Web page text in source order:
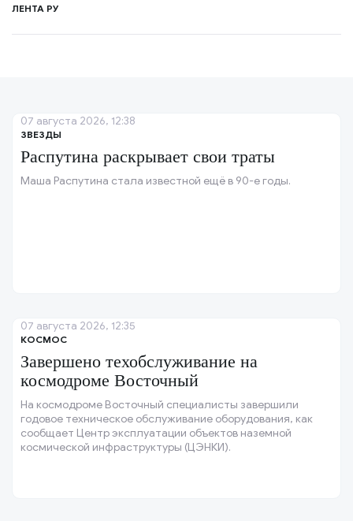
ЛЕНТА РУ
ЗВЕЗДЫ
Распутина раскрывает свои траты
Маша Распутина стала известной ещё в 90-е годы.
07 августа 2026, 12:38
КОСМОС
Завершено техобслуживание на
космодроме Восточный
На космодроме Восточный специалисты завершили
годовое техническое обслуживание оборудования, как
сообщает Центр эксплуатации объектов наземной
космической инфраструктуры (ЦЭНКИ).
07 августа 2026, 12:35